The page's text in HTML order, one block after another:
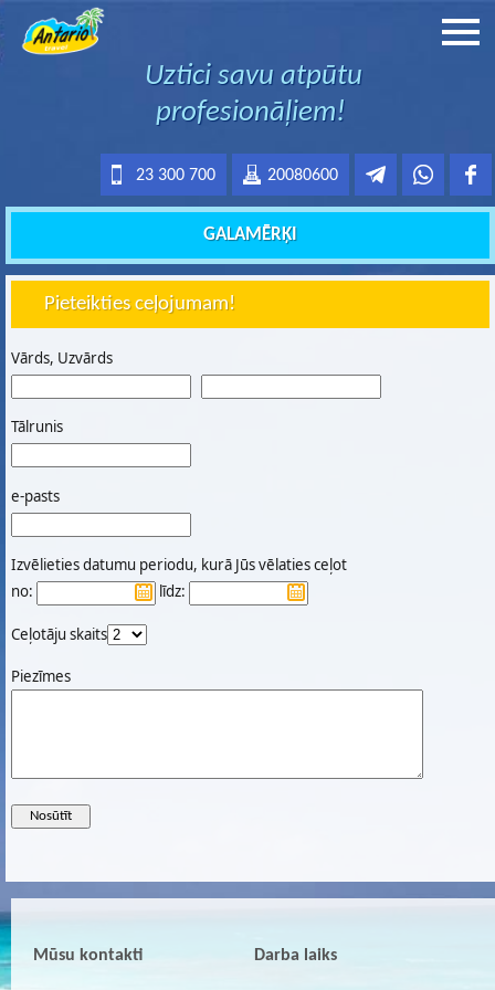
Uztici savu atpūtu
profesionāļiem!
20080600
23 300 700
GALAMĒRĶI
Pieteikties ceļojumam!
Vārds, Uzvārds
Tālrunis
e-pasts
Izvēlieties datumu periodu, kurā Jūs vēlaties ceļot
no:
līdz:
Ceļotāju skaits
Piezīmes
Mūsu kontakti Darba laiks